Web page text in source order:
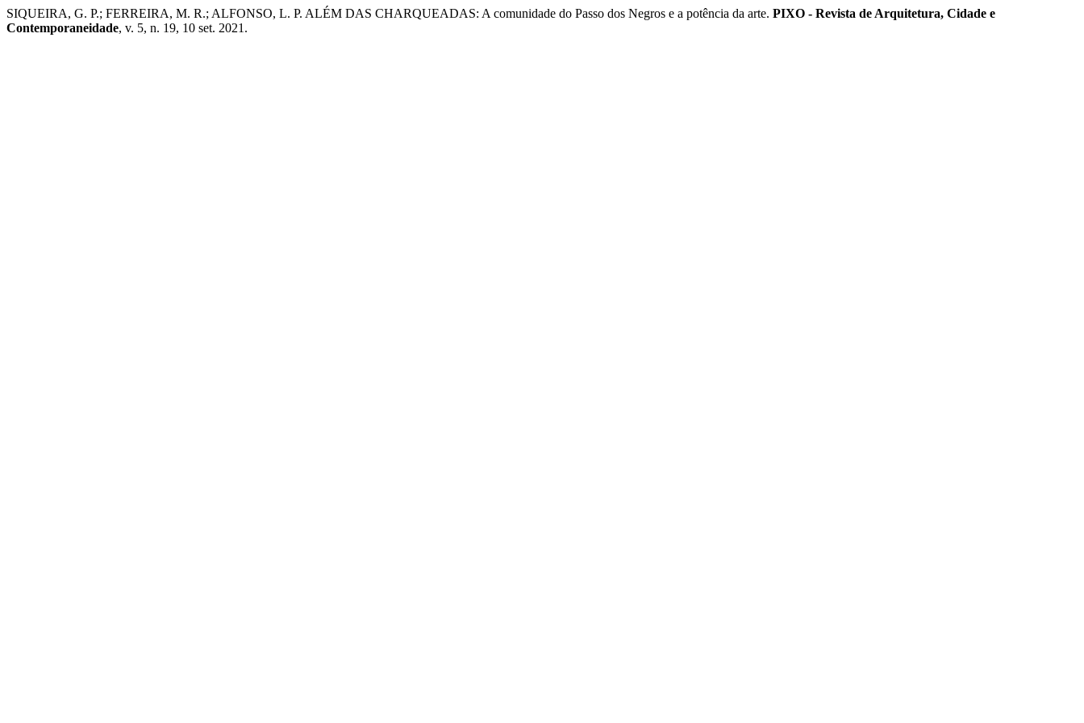
SIQUEIRA, G. P.; FERREIRA, M. R.; ALFONSO, L. P. ALÉM DAS CHARQUEADAS: A comunidade do Passo dos Negros e a potência da arte. PIXO - Revista de Arquitetura, Cidade e
Contemporaneidade, v. 5, n. 19, 10 set. 2021.